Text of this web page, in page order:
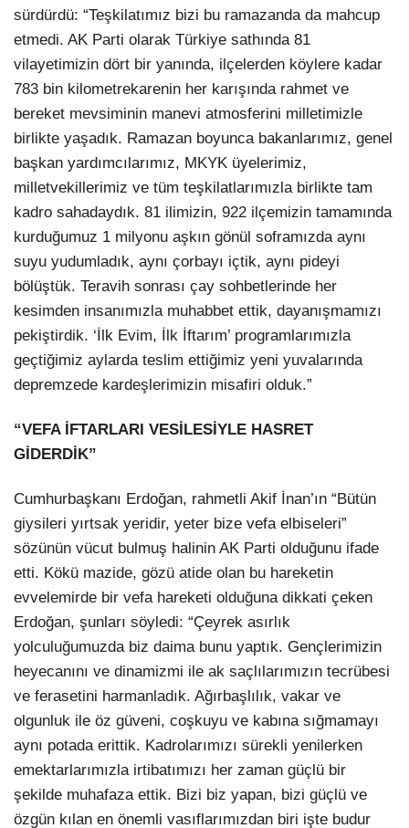
sürdürdü: “Teşkilatımız bizi bu ramazanda da mahcup
etmedi. AK Parti olarak Türkiye sathında 81
vilayetimizin dört bir yanında, ilçelerden köylere kadar
783 bin kilometrekarenin her karışında rahmet ve
bereket mevsiminin manevi atmosferini milletimizle
birlikte yaşadık. Ramazan boyunca bakanlarımız, genel
başkan yardımcılarımız, MKYK üyelerimiz,
milletvekillerimiz ve tüm teşkilatlarımızla birlikte tam
kadro sahadaydık. 81 ilimizin, 922 ilçemizin tamamında
kurduğumuz 1 milyonu aşkın gönül soframızda aynı
suyu yudumladık, aynı çorbayı içtik, aynı pideyi
bölüştük. Teravih sonrası çay sohbetlerinde her
kesimden insanımızla muhabbet ettik, dayanışmamızı
pekiştirdik. ‘İlk Evim, İlk İftarım’ programlarımızla
geçtiğimiz aylarda teslim ettiğimiz yeni yuvalarında
depremzede kardeşlerimizin misafiri olduk.”
“VEFA İFTARLARI VESİLESİYLE HASRET
GİDERDİK”
Cumhurbaşkanı Erdoğan, rahmetli Akif İnan’ın “Bütün
giysileri yırtsak yeridir, yeter bize vefa elbiseleri”
sözünün vücut bulmuş halinin AK Parti olduğunu ifade
etti. Kökü mazide, gözü atide olan bu hareketin
evvelemirde bir vefa hareketi olduğuna dikkati çeken
Erdoğan, şunları söyledi: “Çeyrek asırlık
yolculuğumuzda biz daima bunu yaptık. Gençlerimizin
heyecanını ve dinamizmi ile ak saçlılarımızın tecrübesi
ve ferasetini harmanladık. Ağırbaşlılık, vakar ve
olgunluk ile öz güveni, coşkuyu ve kabına sığmamayı
aynı potada erittik. Kadrolarımızı sürekli yenilerken
emektarlarımızla irtibatımızı her zaman güçlü bir
şekilde muhafaza ettik. Bizi biz yapan, bizi güçlü ve
özgün kılan en önemli vasıflarımızdan biri işte budur